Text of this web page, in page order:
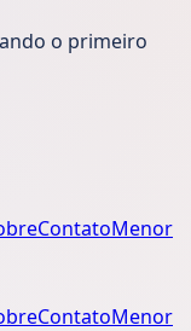
o primeiro
ContatoMenor
ContatoMenor